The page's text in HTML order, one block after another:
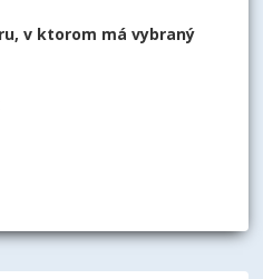
v ktorom má vybraný